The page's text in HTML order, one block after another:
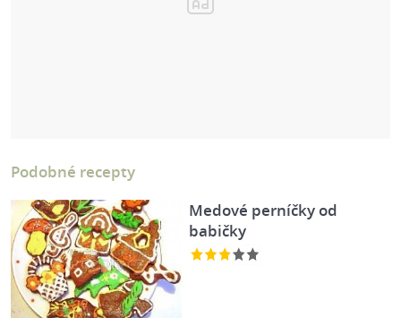
Podobné recepty
Medové perníčky od
babičky